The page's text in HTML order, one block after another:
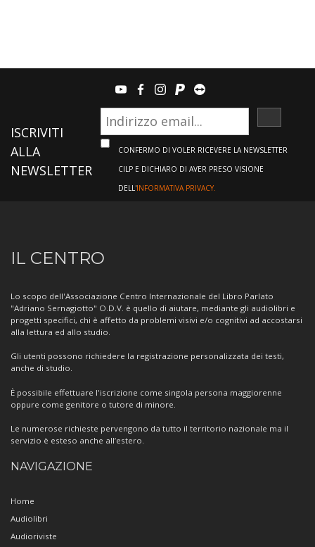
youtubefacebook
instagram
paypalteamviewer
ISCRIVITI
ALLA
NEWSLETTER
CONFERMO DI VOLER RICEVERE LA NEWSLETTER
CILP E DICHIARO DI AVER PRESO VISIONE
DELL'INFORMATIVA PRIVACY.
Informazioni
sul
Centro
IL CENTRO
Lo scopo dell'Associazione Centro Internazionale del Libro Parlato
"Adriano Sernagiotto" O.D.V. è quello di aiutare, mediante gli audiolibri e
progetti specifici, chi è affetto da problemi visivi e/o cognitivi ad accostarsi
alla lettura ed allo studio.
Gli utenti possono richiedere la registrazione personalizzata dei testi,
anche di studio.
È possibile effettuare l'iscrizione come singola persona maggiorenne
oppure come genitore o tutore di minore.
Le numerose richieste pervengono da tutto il territorio nazionale ma il
servizio è esteso anche all’estero.
NAVIGAZIONE
Home
Audiolibri
Audioriviste